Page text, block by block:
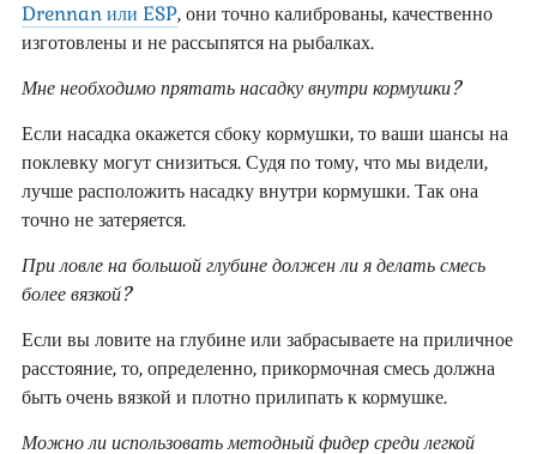
Drennan или ESP, они точно калиброваны, качественно
изготовлены и не рассыпятся на рыбалках.
Мне необходимо прятать насадку внутри кормушки?
Если насадка окажется сбоку кормушки, то ваши шансы на
поклевку могут снизиться. Судя по тому, что мы видели,
лучше расположить насадку внутри кормушки. Так она
точно не затеряется.
При ловле на большой глубине должен ли я делать смесь
более вязкой?
Если вы ловите на глубине или забрасываете на приличное
расстояние, то, определенно, прикормочная смесь должна
быть очень вязкой и плотно прилипать к кормушке.
Можно ли использовать методный фидер среди легкой